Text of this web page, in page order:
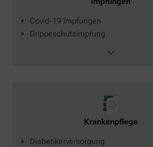
Covid-19 Impfungen
Grippeschutzimpfung
Krankenpflege
Diabetikerversorgung